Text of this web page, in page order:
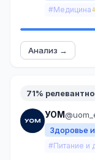
#Медицина
Анализ →
71%
УОМ
Здоровье
#Питание и